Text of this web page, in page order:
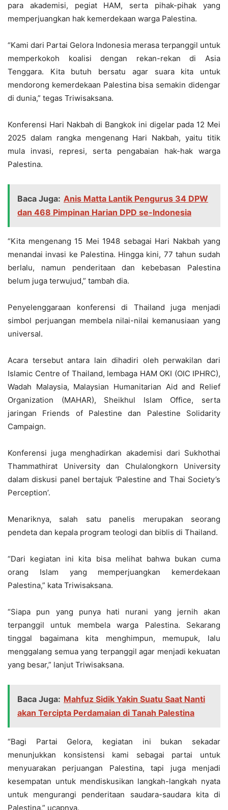
para akademisi, pegiat HAM, serta pihak-pihak yang
memperjuangkan hak kemerdekaan warga Palestina.
“Kami dari Partai Gelora Indonesia merasa terpanggil untuk
memperkokoh koalisi dengan rekan-rekan di Asia
Tenggara. Kita butuh bersatu agar suara kita untuk
mendorong kemerdekaan Palestina bisa semakin didengar
di dunia,” tegas Triwisaksana.
Konferensi Hari Nakbah di Bangkok ini digelar pada 12 Mei
2025 dalam rangka mengenang Hari Nakbah, yaitu titik
mula invasi, represi, serta pengabaian hak-hak warga
Palestina.
Baca Juga: Anis Matta Lantik Pengurus 34 DPW
dan 468 Pimpinan Harian DPD se-Indonesia
“Kita mengenang 15 Mei 1948 sebagai Hari Nakbah yang
menandai invasi ke Palestina. Hingga kini, 77 tahun sudah
berlalu, namun penderitaan dan kebebasan Palestina
belum juga terwujud,” tambah dia.
Penyelenggaraan konferensi di Thailand juga menjadi
simbol perjuangan membela nilai-nilai kemanusiaan yang
universal.
Acara tersebut antara lain dihadiri oleh perwakilan dari
Islamic Centre of Thailand, lembaga HAM OKI (OIC IPHRC),
Wadah Malaysia, Malaysian Humanitarian Aid and Relief
Organization (MAHAR), Sheikhul Islam Office, serta
jaringan Friends of Palestine dan Palestine Solidarity
Campaign.
Konferensi juga menghadirkan akademisi dari Sukhothai
Thammathirat University dan Chulalongkorn University
dalam diskusi panel bertajuk ‘Palestine and Thai Society’s
Perception’.
Menariknya, salah satu panelis merupakan seorang
pendeta dan kepala program teologi dan biblis di Thailand.
“Dari kegiatan ini kita bisa melihat bahwa bukan cuma
orang Islam yang memperjuangkan kemerdekaan
Palestina,” kata Triwisaksana.
“Siapa pun yang punya hati nurani yang jernih akan
terpanggil untuk membela warga Palestina. Sekarang
tinggal bagaimana kita menghimpun, memupuk, lalu
menggalang semua yang terpanggil agar menjadi kekuatan
yang besar,” lanjut Triwisaksana.
Baca Juga: Mahfuz Sidik Yakin Suatu Saat Nanti
akan Tercipta Perdamaian di Tanah Palestina
“Bagi Partai Gelora, kegiatan ini bukan sekadar
menunjukkan konsistensi kami sebagai partai untuk
menyuarakan perjuangan Palestina, tapi juga menjadi
kesempatan untuk mendiskusikan langkah-langkah nyata
untuk mengurangi penderitaan saudara-saudara kita di
Palestina,” ucapnya.